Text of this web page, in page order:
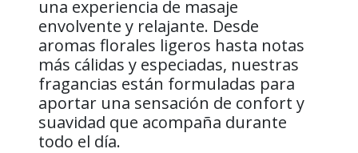
una experiencia de masaje
envolvente y relajante. Desde
aromas florales ligeros hasta notas
más cálidas y especiadas, nuestras
fragancias están formuladas para
aportar una sensación de confort y
suavidad que acompaña durante
todo el día.